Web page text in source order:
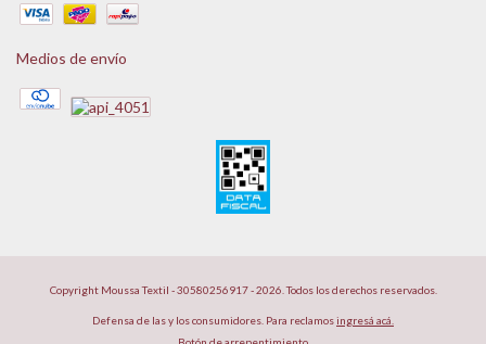
Medios de envío
Copyright Moussa Textil - 30580256917 - 2026. Todos los derechos reservados.
Defensa de las y los consumidores. Para reclamosingresá acá.